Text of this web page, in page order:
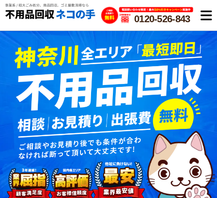
0120-526-843